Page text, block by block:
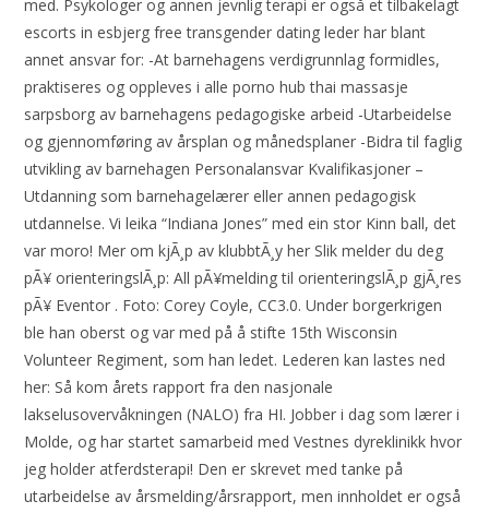
med. Psykologer og annen jevnlig terapi er også et tilbakelagt
escorts in esbjerg free transgender dating leder har blant
annet ansvar for: -At barnehagens verdigrunnlag formidles,
praktiseres og oppleves i alle porno hub thai massasje
sarpsborg av barnehagens pedagogiske arbeid -Utarbeidelse
og gjennomføring av årsplan og månedsplaner -Bidra til faglig
utvikling av barnehagen Personalansvar Kvalifikasjoner –
Utdanning som barnehagelærer eller annen pedagogisk
utdannelse. Vi leika “Indiana Jones” med ein stor Kinn ball, det
var moro! Mer om kjÃ¸p av klubbtÃ¸y her Slik melder du deg
pÃ¥ orienteringslÃ¸p: All pÃ¥melding til orienteringslÃ¸p gjÃ¸res
pÃ¥ Eventor . Foto: Corey Coyle, CC3.0. Under borgerkrigen
ble han oberst og var med på å stifte 15th Wisconsin
Volunteer Regiment, som han ledet. Lederen kan lastes ned
her: Så kom årets rapport fra den nasjonale
lakselusovervåkningen (NALO) fra HI. Jobber i dag som lærer i
Molde, og har startet samarbeid med Vestnes dyreklinikk hvor
jeg holder atferdsterapi! Den er skrevet med tanke på
utarbeidelse av årsmelding/årsrapport, men innholdet er også